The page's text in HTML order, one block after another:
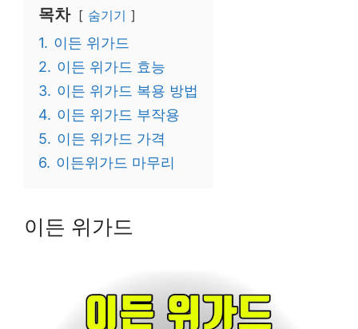
목차 숨기기
1. 이든 위가드
2. 이든 위가드 효능
3. 이든 위가드 복용 방법
4. 이든 위가드 부작용
5. 이든 위가드 가격
6. 이든위가드 마무리
이든 위가드